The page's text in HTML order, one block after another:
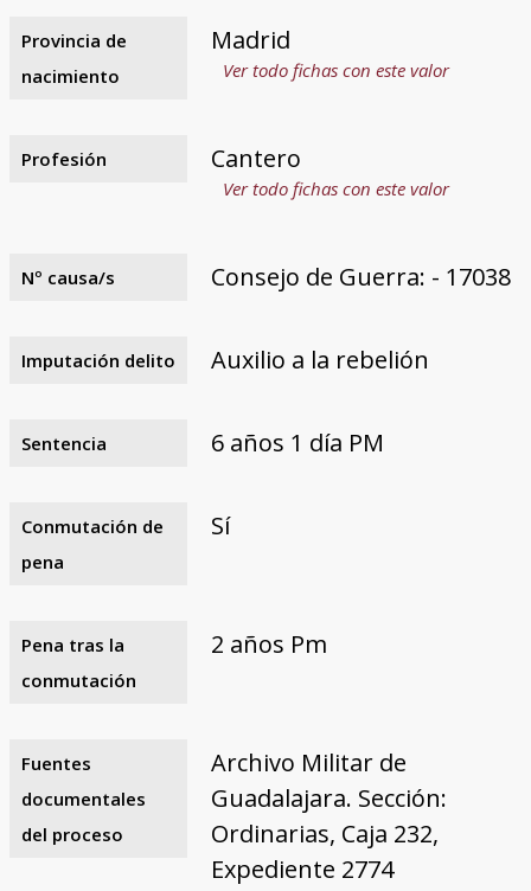
Provincia de
nacimiento
Madrid
Ver todo fichas con este valor
Profesión Cantero
Ver todo fichas con este valor
Nº causa/s Consejo de Guerra: - 17038
Imputación delito Auxilio a la rebelión
Sentencia 6 años 1 día PM
Conmutación de
pena
Sí
Pena tras la
conmutación
2 años Pm
Fuentes
documentales
del proceso
Archivo Militar de
Guadalajara. Sección:
Ordinarias, Caja 232,
Expediente 2774